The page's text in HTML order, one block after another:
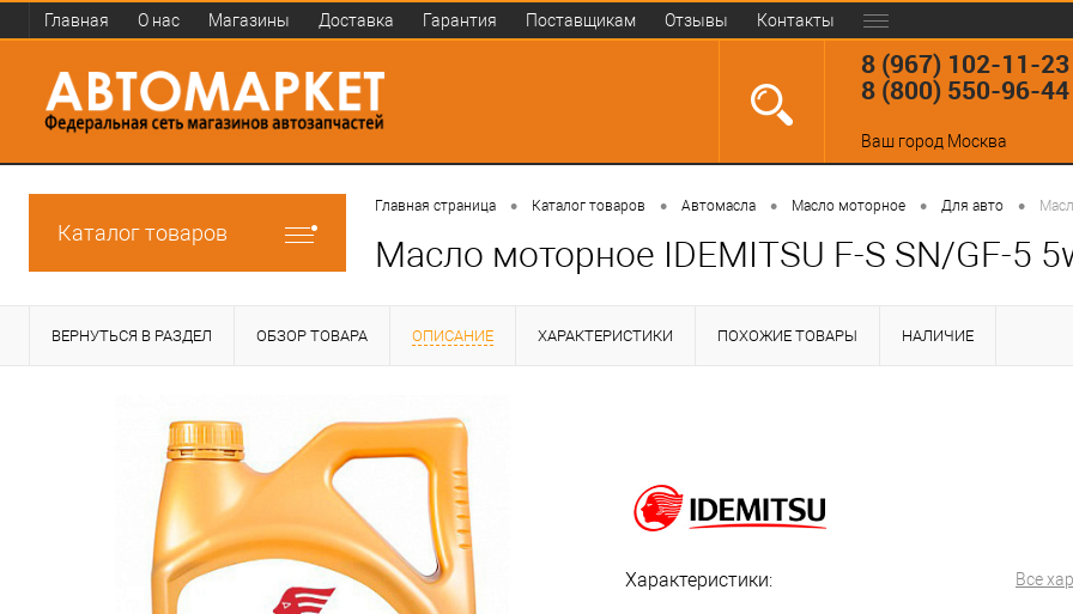
Главная О нас Магазины Доставка Гарантия Поставщикам Отзывы Контакты
8 (967) 102-11-23
8 (800) 550-96-44
Ваш город Москва
Каталог товаров
Главная страница • Каталог товаров • Автомасла • Масло моторное • Для авто •
Масло моторное IDEMITSU F-S SN/GF-5
ВЕРНУТЬСЯ В РАЗДЕЛ ОБЗОР ТОВАРА ОПИСАНИЕ ХАРАКТЕРИСТИКИ ПОХОЖИЕ ТОВАРЫ НАЛИЧИЕ
Характеристики: Все